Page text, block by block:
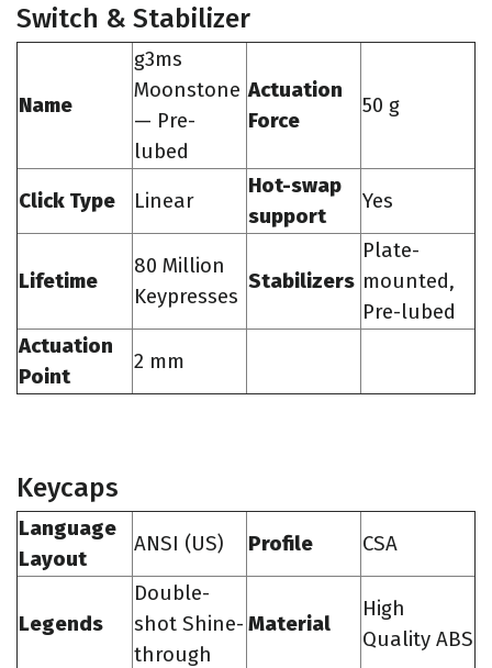
Switch & Stabilizer
Name
g3ms
Moonstone
— Pre-
lubed
Actuation
Force
50 g
Click Type Linear
Hot-swap
support
Yes
Lifetime
80 Million
Keypresses
Stabilizers
Plate-
mounted,
Pre-lubed
Actuation
Point
2 mm
Keycaps
Language
Layout
ANSI (US) Profile CSA
Legends
Double-
shot Shine-
through
Material
High
Quality ABS